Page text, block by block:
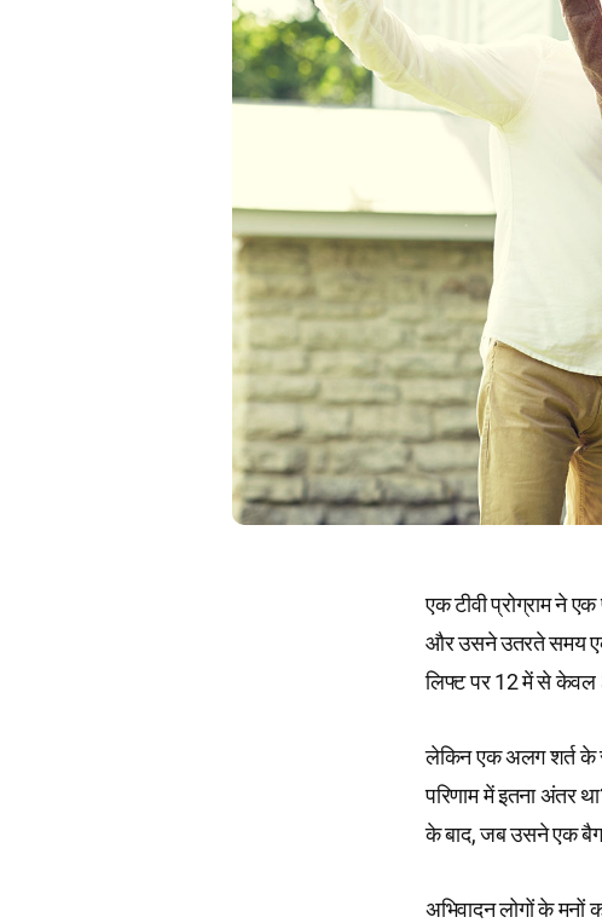
एक टीवी प्रोग्राम ने
और उसने उतरते समय
लिफ्ट पर 12 में से केवल
लेकिन एक अलग शर्त के
परिणाम में इतना अंतर
के बाद, जब उसने एक बैग
अभिवादन लोगों के मनों